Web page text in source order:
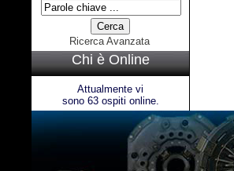
Ricerca Avanzata
Chi è Online
Attualmente vi
sono 63 ospiti online.